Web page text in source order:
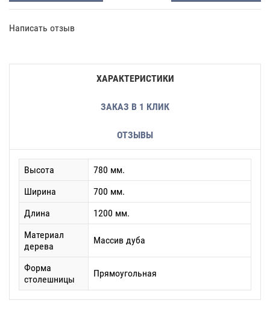
Написать отзыв
ХАРАКТЕРИСТИКИ
ЗАКАЗ В 1 КЛИК
ОТЗЫВЫ
Высота
780 мм.
Ширина
700 мм.
Длина
1200 мм.
Материал
дерева
Массив дуба
Форма
столешницы
Прямоугольная